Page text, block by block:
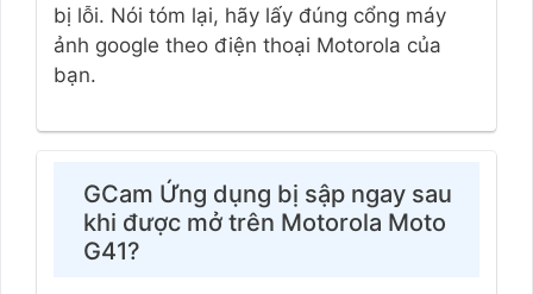
bị lỗi. Nói tóm lại, hãy lấy đúng cổng máy
ảnh google theo điện thoại Motorola của
bạn.
GCam Ứng dụng bị sập ngay sau
khi được mở trên Motorola Moto
G41?